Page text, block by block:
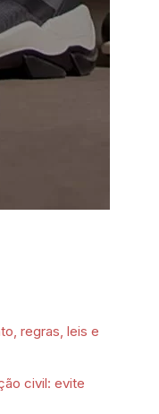
regras, leis e
civil: evite